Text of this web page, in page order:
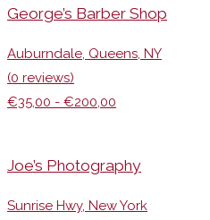
George’s Barber Shop
Auburndale, Queens, NY
(0 reviews)
€35,00 - €200,00
Joe’s Photography
Sunrise Hwy, New York